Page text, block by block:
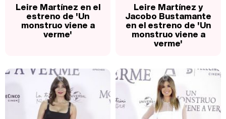
Leire Martínez en el
estreno de 'Un
monstruo viene a
verme'
Leire Martínez y
Jacobo Bustamante
en el estreno de 'Un
monstruo viene a
verme'